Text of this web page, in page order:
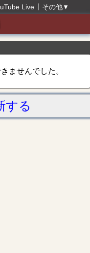
Live その他▼
ませんでした。
する